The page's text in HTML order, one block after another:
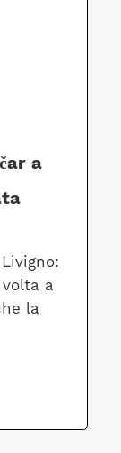
a
volta a
la